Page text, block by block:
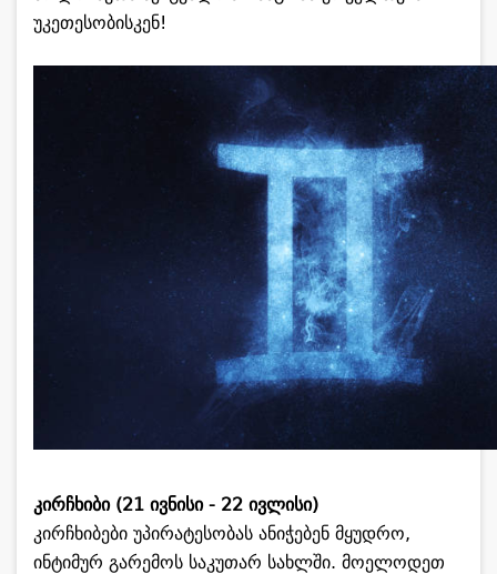
უკეთესობისკენ!
კირჩხიბი (21 ივნისი - 22 ივლისი)
კირჩხიბები უპირატესობას ანიჭებენ მყუდრო,
ინტიმურ გარემოს საკუთარ სახლში. მოელოდეთ